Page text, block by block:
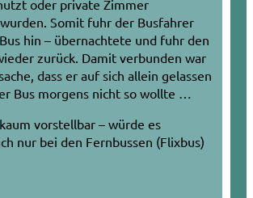
oder private Zimmer
Somit fuhr der Busfahrer
hin – übernachtete und fuhr den
zurück. Damit verbunden war
dass er auf sich allein gelassen
Bus morgens nicht so wollte …
vorstellbar – würde es
nur bei den Fernbussen (Flixbus)